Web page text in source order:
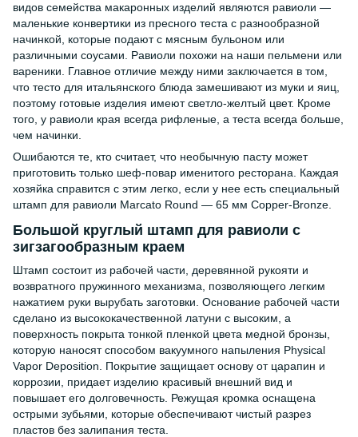
видов семейства макаронных изделий являются равиоли —
маленькие конвертики из пресного теста с разнообразной
начинкой, которые подают с мясным бульоном или
различными соусами. Равиоли похожи на наши пельмени или
вареники. Главное отличие между ними заключается в том,
что тесто для итальянского блюда замешивают из муки и яиц,
поэтому готовые изделия имеют светло-желтый цвет. Кроме
того, у равиоли края всегда рифленые, а теста всегда больше,
чем начинки.
Ошибаются те, кто считает, что необычную пасту может
приготовить только шеф-повар именитого ресторана. Каждая
хозяйка справится с этим легко, если у нее есть специальный
штамп для равиоли Marcato Round — 65 мм Copper-Bronze.
Большой круглый штамп для равиоли с
зигзагообразным краем
Штамп состоит из рабочей части, деревянной рукояти и
возвратного пружинного механизма, позволяющего легким
нажатием руки вырубать заготовки. Основание рабочей части
сделано из высококачественной латуни с высоким, а
поверхность покрыта тонкой пленкой цвета медной бронзы,
которую наносят способом вакуумного напыления Physical
Vapor Deposition. Покрытие защищает основу от царапин и
коррозии, придает изделию красивый внешний вид и
повышает его долговечность. Режущая кромка оснащена
острыми зубьями, которые обеспечивают чистый разрез
пластов без залипания теста.